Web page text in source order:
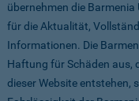
übernehmen die
für die Aktualität,
Informationen. Die
Haftung für Schäden aus,
dieser Website entstehen,